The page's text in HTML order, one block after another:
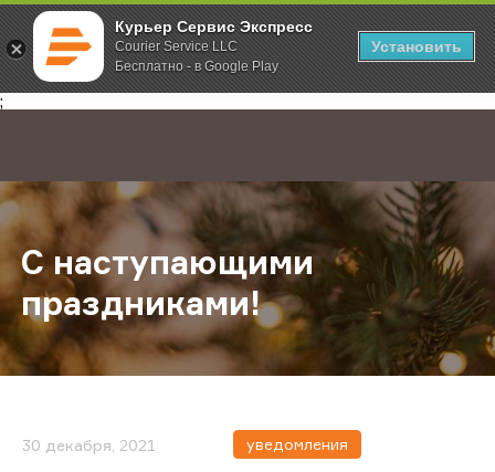
Курьер Сервис Экспресс
Courier Service LLC
Бесплатно - в Google Play
Установить
;
Главная О компании Новости С наступающими праздниками!
С наступающими
праздниками!
30 декабря, 2021 уведомления